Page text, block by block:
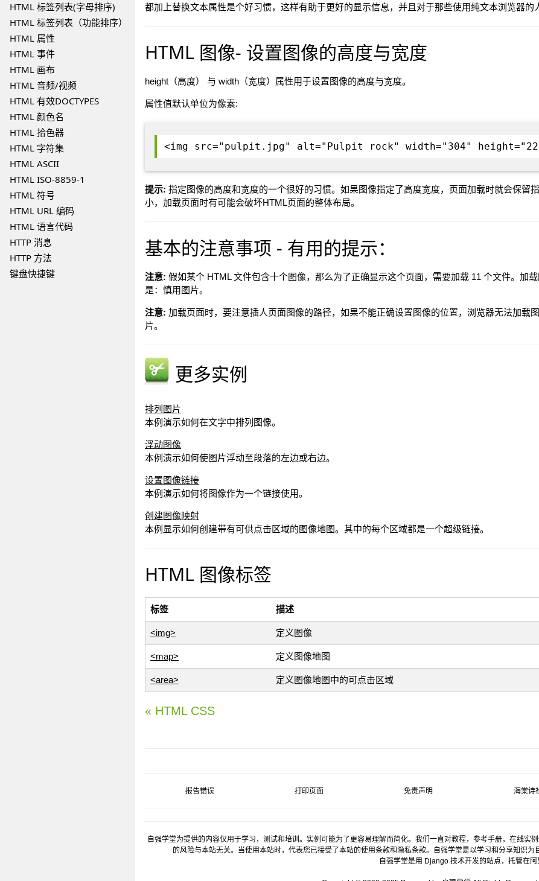
HTML 标签列表(字母排序)
HTML 标签列表（功能排序）
HTML 属性
HTML 事件
HTML 画布
HTML 音频/视频
HTML 有效DOCTYPES
HTML 颜色名
HTML 拾色器
HTML 字符集
HTML ASCII
HTML ISO-8859-1
HTML 符号
HTML URL 编码
HTML 语言代码
HTTP 消息
HTTP 方法
键盘快捷键
都加上替换文本属性是个好习惯，这样有助于更好的显示信息，并且对于那些使用纯文本浏览器的
HTML 图像- 设置图像的高度与宽度
height（高度） 与 width（宽度）属性用于设置图像的高度与宽度。
属性值默认单位为像素:
<img src="pulpit.jpg" alt="Pulpit rock" width="304"
提示: 指定图像的高度和宽度的一个很好的习惯。如果图像指定了高度宽度，页面加载时就会保留
小，加载页面时有可能会破坏HTML页面的整体布局。
基本的注意事项 - 有用的提示：
注意: 假如某个 HTML 文件包含十个图像，那么为了正确显示这个页面，需要加载 11 个文件。加
是：慎用图片。
注意: 加载页面时，要注意插人页面图像的路径，如果不能正确设置图像的位置，浏览器无法加载
片。
更多实例
排列图片
本例演示如何在文字中排列图像。
浮动图像
本例演示如何使图片浮动至段落的左边或右边。
设置图像链接
本例演示如何将图像作为一个链接使用。
创建图像映射
本例显示如何创建带有可供点击区域的图像地图。其中的每个区域都是一个超级链接。
HTML 图像标签
标签 描述
<img> 定义图像
<map> 定义图像地图
<area> 定义图像地图中的可点击区域
« HTML CSS
报告错误 打印页面 免责声明 海棠诗
自强学堂为提供的内容仅用于学习，测试和培训。实例可能为了更容易理解而简化。我们一直对教程，参考手册，在线
的风险与本站无关。当使用本站时，代表您已接受了本站的使用条款和隐私条款。自强学堂是以学习和分享知识
自强学堂是用 Django 技术开发的站点，托管在